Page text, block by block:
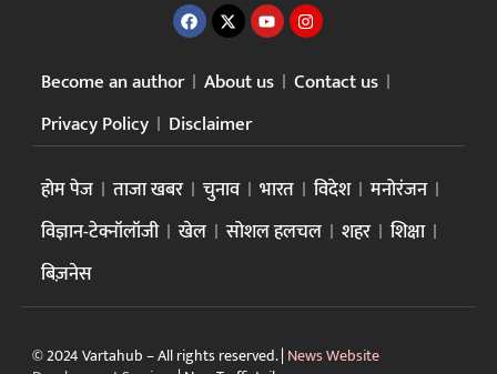
Become an author About us
Contact us
Privacy Policy
Disclaimer
होम पेज ताजा खबर चुनाव भारत विदेश
मनोरंजन
विज्ञान-टेक्नॉलॉजी
खेल सोशल हलचल शहर
शिक्षा
बिज़नेस
© 2024 Vartahub – All rights reserved. | News Website